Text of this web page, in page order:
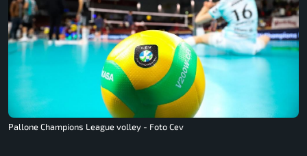
Pallone Champions League volley - Foto Cev